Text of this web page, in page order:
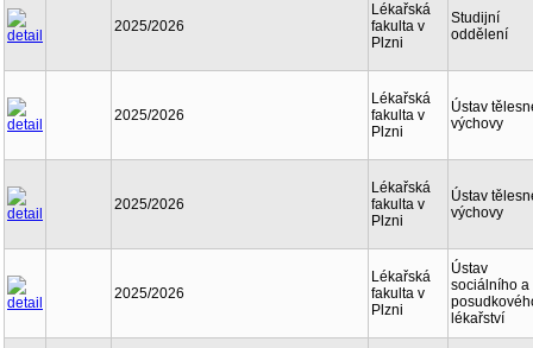
2025/2026
Lékařská
fakulta v
Plzni
Studijní
oddělení
2025/2026
Lékařská
fakulta v
Plzni
Ústav
výchovy
2025/2026
Lékařská
fakulta v
Plzni
Ústav
výchovy
2025/2026
Lékařská
fakulta v
Plzni
Ústav
sociálního a
lékařství